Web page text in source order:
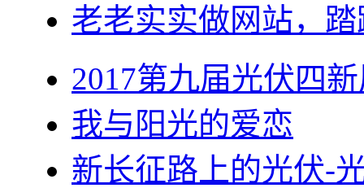
老老实实做网站，
2017第九届光伏四
我与阳光的爱恋
新长征路上的光伏-